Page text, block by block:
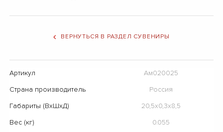
ВЕРНУТЬСЯ В РАЗДЕЛ СУВЕНИРЫ
Артикул
Ам020025
Страна производитель
Россия
Габариты (ВхШхД)
20,5х0,3х8,5
Вес (кг)
0.055